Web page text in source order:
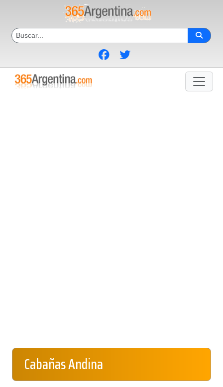
Cabañas Andina